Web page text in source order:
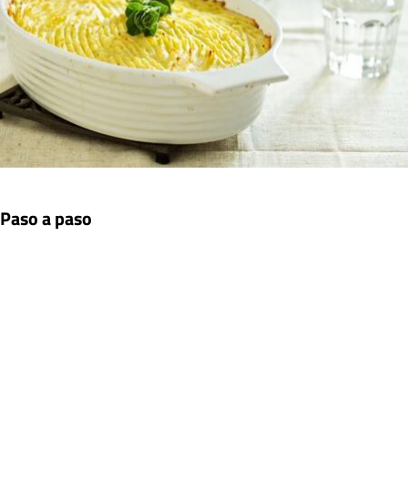
Paso a paso